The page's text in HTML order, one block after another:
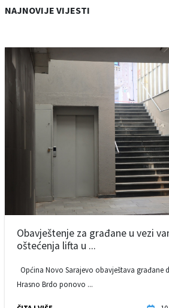
NAJNOVIJE VIJESTI
Obavještenje za građane u vezi
oštećenja lifta u ...
Općina Novo Sarajevo obavještava građane
Hrasno Brdo ponovo ...